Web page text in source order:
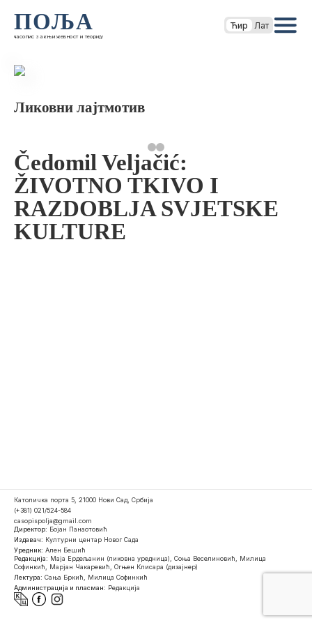
ПОЉА
часопис за књижевност и теорију
Ћир Лат
Ликовни лајтмотив
Čedomil Veljačić:
ŽIVOTNO TKIVO I
RAZDOBLJA SVJETSKE
KULTURE
Католичка порта 5, 21000 Нови Сад, Србија
(+381) 021/524-584
casopispolja@gmail.com
Директор: Бојан Панаотовић
Издавач: Културни центар Новог Сада
Уредник: Ален Бешић
Редакција: Маја Ердељанин (ликовна уредница), Соња Веселиновић, Милица
Софинкић, Марјан Чакаревић, Огњен Клисара (дизајнер)
Лектура: Сања Бркић, Милица Софинкић
Администрација и пласман: Редакција